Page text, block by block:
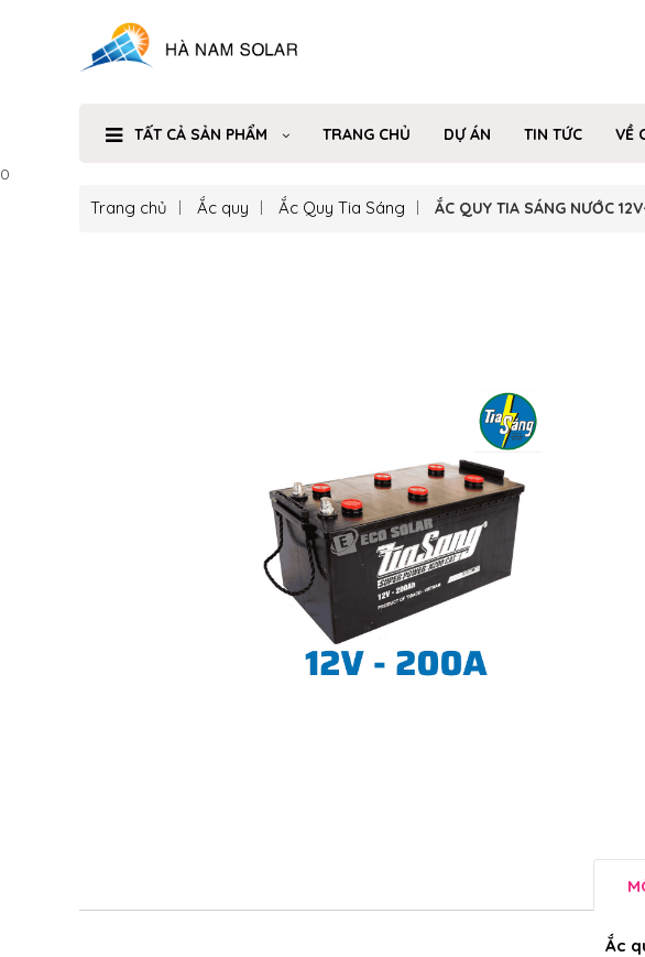
TẤT CẢ SẢN PHẨM TRANG CHỦ DỰ ÁN TIN TỨC VỀ
0
Trang chủ Ắc quy Ắc Quy Tia Sáng ẮC QUY TIA SÁNG NƯỚC
Ắc